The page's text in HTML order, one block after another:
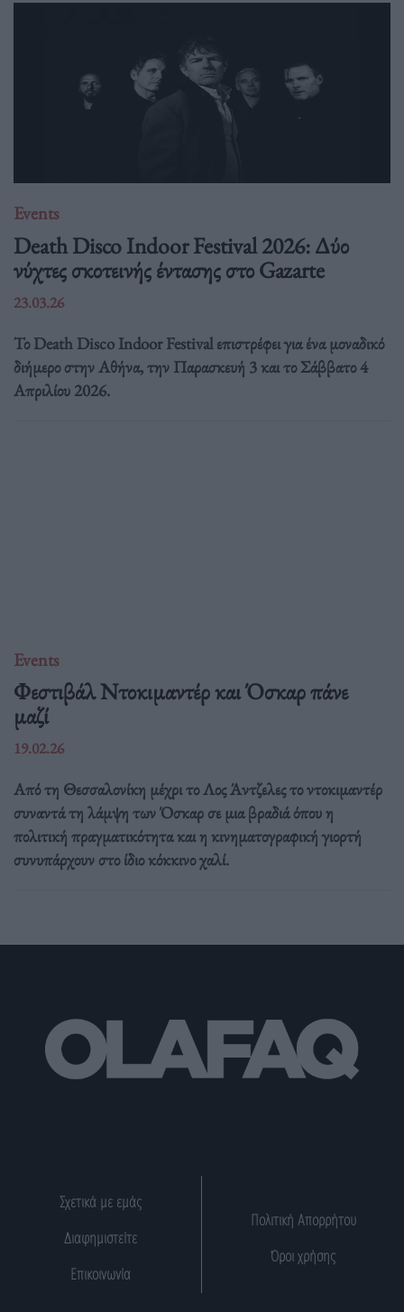
Events
Death Disco Indoor Festival 2026: Δύο
νύχτες σκοτεινής έντασης στο Gazarte
23.03.26
Το Death Disco Indoor Festival επιστρέφει για ένα μοναδικό
διήμερο στην Αθήνα, την Παρασκευή 3 και το Σάββατο 4
Απριλίου 2026.
Events
Φεστιβάλ Ντοκιμαντέρ και Όσκαρ πάνε
μαζί
19.02.26
Από τη Θεσσαλονίκη μέχρι το Λος Άντζελες το ντοκιμαντέρ
συναντά τη λάμψη των Όσκαρ σε μια βραδιά όπου η
πολιτική πραγματικότητα και η κινηματογραφική γιορτή
συνυπάρχουν στο ίδιο κόκκινο χαλί.
Σχετικά με εμάς
Διαφημιστείτε
Επικοινωνία
Πολιτική Απορρήτου
Όροι χρήσης